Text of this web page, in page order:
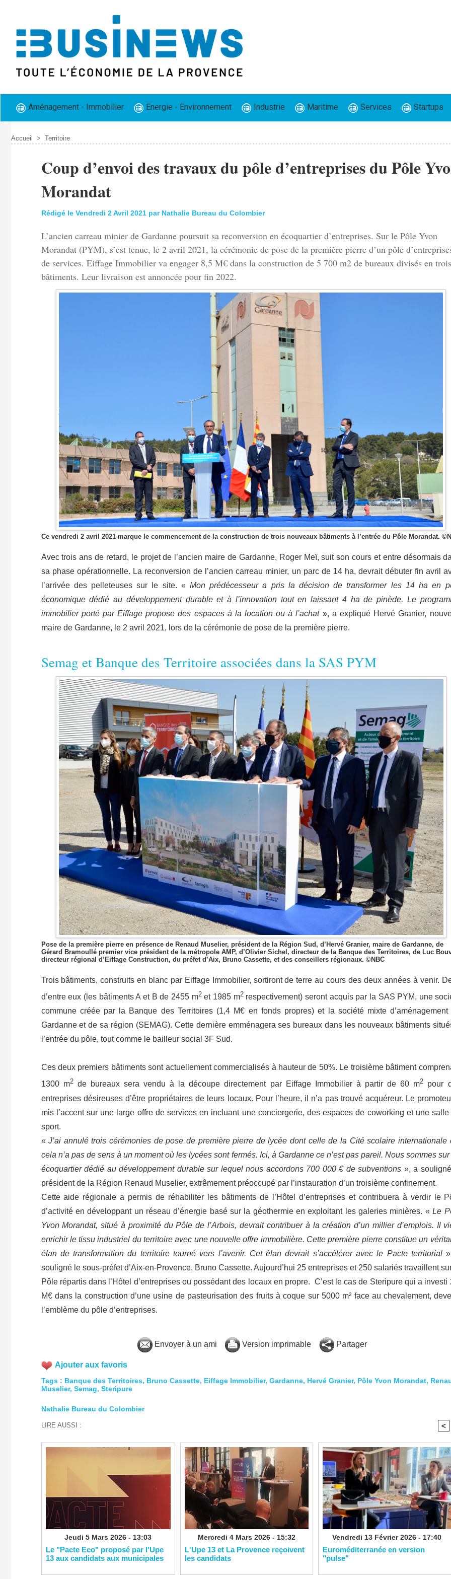
Aménagement - Immobilier Energie - Environnement Industrie Maritime Services Startups
Accueil > Territoire
​Coup d’envoi des travaux du pôle d’entreprises du Pôle
Morandat
Rédigé le Vendredi 2 Avril 2021 par Nathalie Bureau du Colombier
L’ancien carreau minier de Gardanne poursuit sa reconversion en écoquartier d’entreprises. Sur le Pôle Yvon
Morandat (PYM), s’est tenue, le 2 avril 2021, la cérémonie de pose de la première pierre d’un pôle
de services. Eiffage Immobilier va engager 8,5 M€ dans la construction de 5 700 m2 de bureaux divisés en trois
bâtiments. Leur livraison est annoncée pour fin 2022.
Ce vendredi 2 avril 2021 marque le commencement de la construction de trois nouveaux bâtiments à l’entrée du Pôle Morandat.
Avec trois ans de retard, le projet de l’ancien maire de Gardanne, Roger Meï, suit son cours et entre désormais
sa phase opérationnelle. La reconversion de l’ancien carreau minier, un parc de 14 ha, devrait débuter fin avril
l’arrivée des pelleteuses sur le site. « Mon prédécesseur a pris la décision de transformer les 14 ha en
économique dédié au développement durable et à l’innovation tout en laissant 4 ha de pinède. Le
immobilier porté par Eiffage propose des espaces à la location ou à l’achat», a expliqué Hervé Granier,
maire de Gardanne, le 2 avril 2021, lors de la cérémonie de pose de la première pierre.
​Semag et Banque des Territoire associées dans la SAS PYM
Pose de la première pierre en présence de Renaud Muselier, président de la Région Sud, d’Hervé Granier, maire de Gardanne, de
Gérard Bramoullé premier vice président de la métropole AMP, d’Olivier Sichel, directeur de la Banque des Territoires, de Luc
directeur régional d’Eiffage Construction, du préfet d’Aix, Bruno Cassette, et des conseillers régionaux. ©NBC
Trois bâtiments, construits en blanc par Eiffage Immobilier, sortiront de terre au cours des deux années à venir.
d’entre eux (les bâtiments A et B de 2455 m2et 1985 m2respectivement) seront acquis par la SAS PYM, une
commune créée par la Banque des Territoires (1,4 M€ en fonds propres) et la société mixte d’aménagement
Gardanne et de sa région (SEMAG). Cette dernière emménagera ses bureaux dans les nouveaux bâtiments
l’entrée du pôle, tout comme le bailleur social 3F Sud.
Ces deux premiers bâtiments sont actuellement commercialisés à hauteur de 50%. Le troisième bâtiment
1300 m2de bureaux sera vendu à la découpe directement par Eiffage Immobilier à partir de 60 m2 pour
entreprises désireuses d’être propriétaires de leurs locaux. Pour l’heure, il n’a pas trouvé acquéreur. Le
mis l’accent sur une large offre de services en incluant une conciergerie, des espaces de coworking et une salle
sport.
« J’ai annulé trois cérémonies de pose de première pierre de lycée dont celle de la Cité scolaire internationale
cela n’a pas de sens à un moment où les lycées sont fermés. Ici, à Gardanne ce n’est pas pareil. Nous sommes
écoquartier dédié au développement durable sur lequel nous accordons 700 000 € de subventions », a
président de la Région Renaud Muselier, extrêmement préoccupé par l’instauration d’un troisième confinement.
Cette aide régionale a permis de réhabiliter les bâtiments de l’Hôtel d’entreprises et contribuera à verdir le
d’activité en développant un réseau d’énergie basé sur la géothermie en exploitant les galeries minières. «Le
Yvon Morandat, situé à proximité du Pôle de l’Arbois, devrait contribuer à la création d’un millier d’emplois. Il
enrichir le tissu industriel du territoire avec une nouvelle offre immobilière. Cette première pierre constitue un
élan de transformation du territoire tourné vers l’avenir. Cet élan devrait s’accélérer avec le Pacte territorial
souligné le sous-préfet d’Aix-en-Provence, Bruno Cassette. Aujourd’hui 25 entreprises et 250 salariés travaillent
Pôle répartis dans l’Hôtel d’entreprises ou possédant des locaux en propre. C’est le cas de Steripure qui a investi
M€ dans la construction d’une usine de pasteurisation des fruits à coque sur 5000 m² face au chevalement,
l’emblème du pôle d’entreprises.
Envoyer à un ami Version imprimable Partager
Ajouter aux favoris
Tags: Banque des Territoires, Bruno Cassette, Eiffage Immobilier, Gardanne, Hervé Granier, Pôle Yvon Morandat,
Muselier, ​Semag, Steripure
Nathalie Bureau du Colombier
LIRE AUSSI : <
Jeudi 5 Mars 2026 - 13:03
Le "Pacte Eco" proposé par l'Upe
13 aux candidats aux municipales
Mercredi 4 Mars 2026 - 15:32
L'Upe 13 et La Provence reçoivent
les candidats
Vendredi 13 Février 2026 - 17:40
Euroméditerranée en version
"pulse"